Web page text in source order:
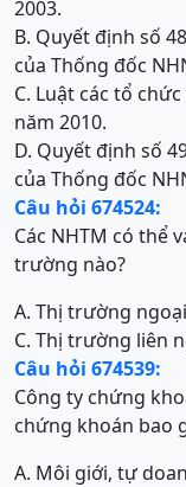
2003.
B. Quyết định số
của Thống đốc
C. Luật các tổ
năm 2010.
D. Quyết định số
của Thống đốc
Câu hỏi 674524:
Các NHTM có thể
trường nào?
A. Thị trường
C. Thị trường liên
Câu hỏi 674539:
Công ty chứng
chứng khoán bao
A. Môi giới, tự